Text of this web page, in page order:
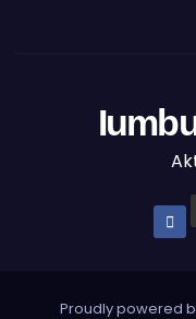
Proudly powered